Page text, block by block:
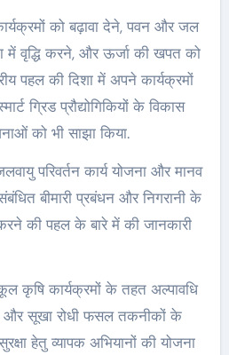
को बढ़ावा देने, पवन और जल
में वृद्धि करने, और ऊर्जा की खपत को
पहल की दिशा में अपने कार्यक्रमों
ग्रिड प्रौद्योगिकियों के विकास
को भी साझा किया.
परिवर्तन कार्य योजना और मानव
बीमारी प्रबंधन और निगरानी के
की पहल के बारे में की जानकारी
कृषि कार्यक्रमों के तहत अल्पावधि
और सूखा रोधी फसल तकनीकों के
हेतु व्यापक अभियानों की योजना